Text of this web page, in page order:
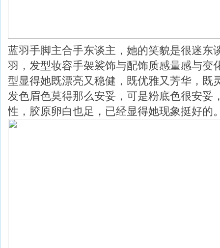
蓝羽手脚主合手东谈主，她的笑貌是很迷东
羽，发型妆容手袈裟饰与配饰质感量感与变
型显得她既漂亮又稳健，既优雅又芳华，既
发色眉色莫得那么安妥，可是粉底色很安妥
性，胶原卵白也足，已经显得她现象挺好的